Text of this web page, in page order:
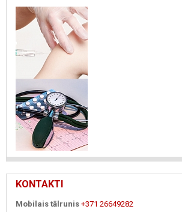
KONTAKTI
Mobilais tālrunis +371 26649282